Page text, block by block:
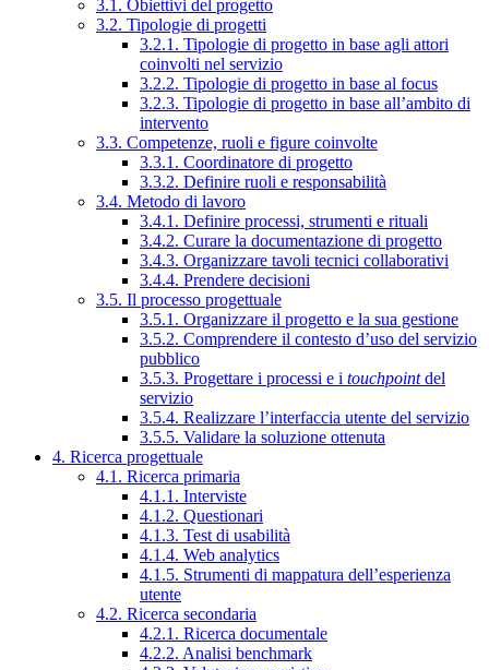
3.1. Obiettivi del progetto
3.2. Tipologie di progetti
3.2.1. Tipologie di progetto in base agli attori
coinvolti nel servizio
3.2.2. Tipologie di progetto in base al focus
3.2.3. Tipologie di progetto in base all’ambito di
intervento
3.3. Competenze, ruoli e figure coinvolte
3.3.1. Coordinatore di progetto
3.3.2. Definire ruoli e responsabilità
3.4. Metodo di lavoro
3.4.1. Definire processi, strumenti e rituali
3.4.2. Curare la documentazione di progetto
3.4.3. Organizzare tavoli tecnici collaborativi
3.4.4. Prendere decisioni
3.5. Il processo progettuale
3.5.1. Organizzare il progetto e la sua gestione
3.5.2. Comprendere il contesto d’uso del servizio
pubblico
3.5.3. Progettare i processi e i touchpointdel
servizio
3.5.4. Realizzare l’interfaccia utente del servizio
3.5.5. Validare la soluzione ottenuta
4. Ricerca progettuale
4.1. Ricerca primaria
4.1.1. Interviste
4.1.2. Questionari
4.1.3. Test di usabilità
4.1.4. Web analytics
4.1.5. Strumenti di mappatura dell’esperienza
utente
4.2. Ricerca secondaria
4.2.1. Ricerca documentale
4.2.2. Analisi benchmark